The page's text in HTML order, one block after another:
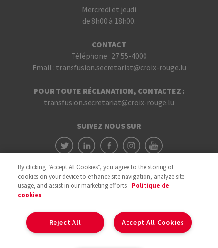
Mercredi et jeudi
de 8h00 à 18h00.
CONTACT
Téléphone : 27 55-4000
Email : transfusion.secretariat@croix-rouge.lu
POUR TOUTE RÉCLAMATION, CONTACTEZ :
transfusion.secretariat@croix-rouge.lu
SUIVEZ NOUS SUR
By clicking “Accept All Cookies”, you agree to the storing of
cookies on your device to enhance site navigation, analyze site
usage, and assist in our marketing efforts. Politique de
cookies
Accept All Cookies
Reject All